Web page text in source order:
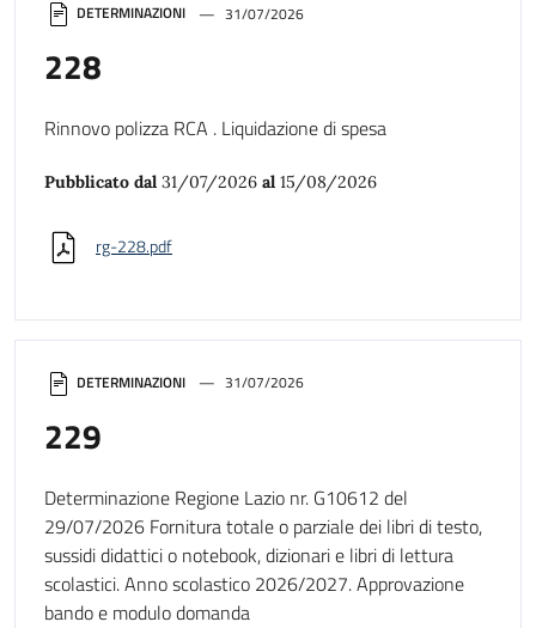
DETERMINAZIONI 31/07/2026
229
Determinazione Regione Lazio nr. G10612 del
29/07/2026 Fornitura totale o parziale dei libri di testo,
sussidi didattici o notebook, dizionari e libri di lettura
scolastici. Anno scolastico 2026/2027. Approvazione
bando e modulo domanda
DETERMINAZIONI 31/07/2026
228
Rinnovo polizza RCA . Liquidazione di spesa
Pubblicato dal 31/07/2026 al 15/08/2026
rg-228.pdf